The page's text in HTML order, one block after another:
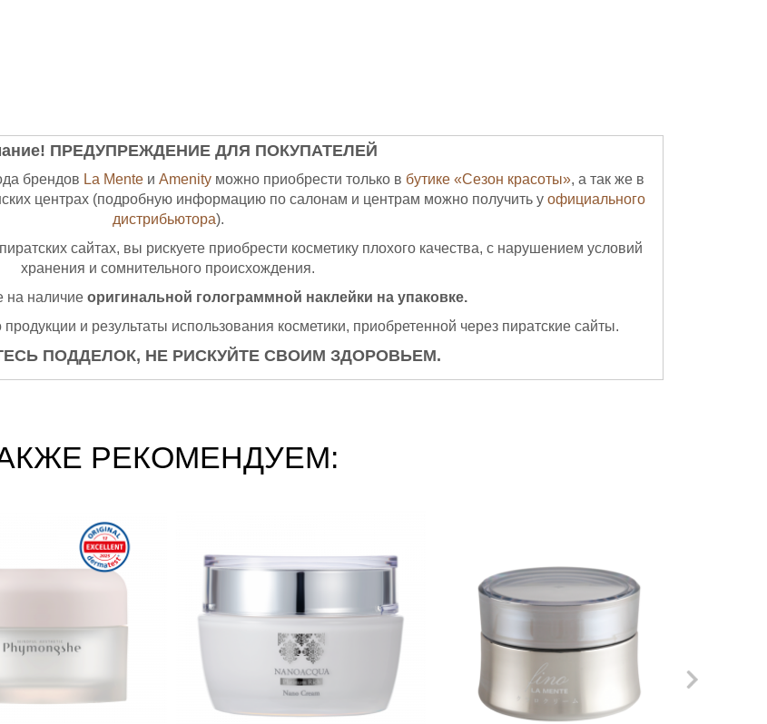
ПРЕДУПРЕЖДЕНИЕ ДЛЯ ПОКУПАТЕЛЕЙ
брендов La Menteи Amenityможно приобрести только в бутике «Сезон красоты», а так же в
центрах (подробную информацию по салонам и центрам можно получить у официального
дистрибьютора).
сайтах, вы рискуете приобрести косметику плохого качества, с нарушением условий
хранения и сомнительного происхождения.
на наличие оригинальной голограммной наклейки на упаковке.
и результаты использования косметики, приобретенной через пиратские сайты.
ПОДДЕЛОК, НЕ РИСКУЙТЕ СВОИМ ЗДОРОВЬЕМ.
РЕКОМЕНДУЕМ: